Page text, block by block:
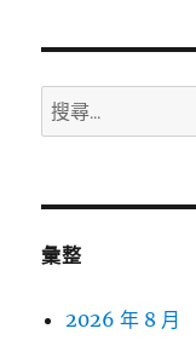
搜
尋
鍵
彙整
2026 年 8 月